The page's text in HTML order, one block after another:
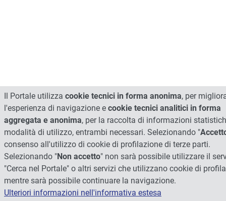
Il Portale utilizza cookie tecnici in forma anonima, per
l'esperienza di navigazione e cookie tecnici analitici in forma
aggregata e anonima, per la raccolta di informazioni
modalità di utilizzo, entrambi necessari. Selezionando "
consenso all'utilizzo di cookie di profilazione di terze parti.
Selezionando "Non accetto" non sarà possibile utilizzare il
"Cerca nel Portale" o altri servizi che utilizzano cookie di
mentre sarà possibile continuare la navigazione.
Ulteriori informazioni nell'informativa estesa